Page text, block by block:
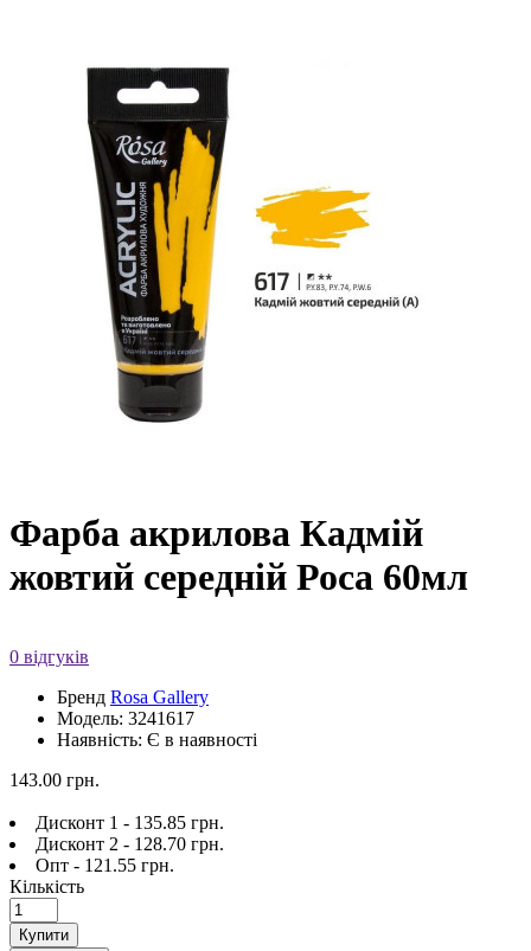
Фарба акрилова Кадмій
жовтий середній Роса 60мл
0 відгуків
Бренд Rosa Gallery
Модель: 3241617
Наявність: Є в наявності
143.00 грн.
Дисконт 1 - 135.85 грн.
Дисконт 2 - 128.70 грн.
Опт - 121.55 грн.
Кількість
Купити